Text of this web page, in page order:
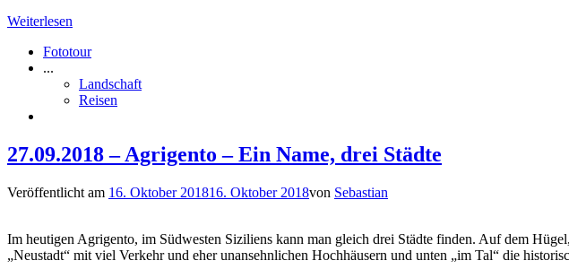
Weiterlesen
Fototour
...
Landschaft
Reisen
27.09.2018 – Agrigento – Ein Name, drei Städte
Veröffentlicht am 16. Oktober 201816. Oktober 2018von Sebastian
Im heutigen Agrigento, im Südwesten Siziliens kann man gleich drei Städte finden. Auf dem
„Neustadt“ mit viel Verkehr und eher unansehnlichen Hochhäusern und unten „im Tal“ die